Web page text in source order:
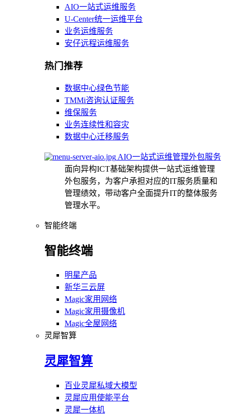
AIO一站式运维服务
U-Center统一运维平台
业务运维服务
安仔远程运维服务
热门推荐
数据中心绿色节能
TMMi咨询认证服务
维保服务
业务连续性和容灾
数据中心迁移服务
AIO一站式运维管理外包服务
面向异构ICT基础架构提供一站式运维管理
外包服务，为客户承担对应的IT服务质量和
管理绩效，带动客户全面提升IT的整体服务
管理水平。
智能终端
智能终端
明星产品
新华三云屏
Magic家用网络
Magic家用摄像机
Magic全屋网络
灵犀智算
灵犀智算
百业灵犀私域大模型
灵犀应用使能平台
灵犀一体机